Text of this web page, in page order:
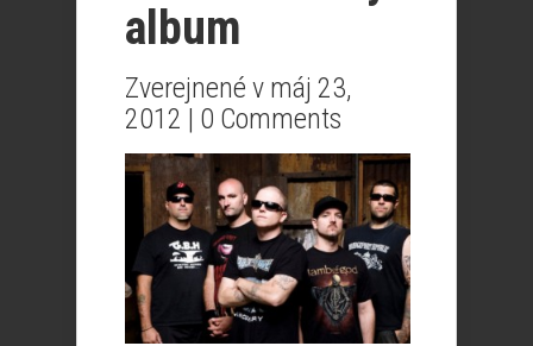
album
Zverejnené v máj 23,
2012 | 0 Comments